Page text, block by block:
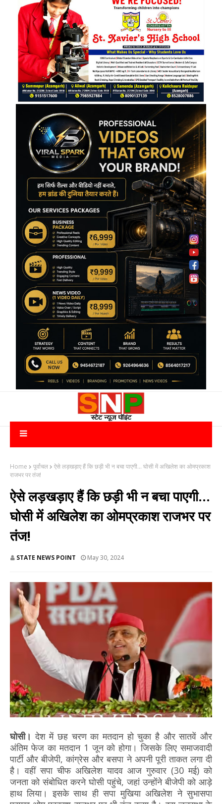
Home पूर्वांचल
ऐसे लड़खड़ाए हैं कि छड़ी भी न बचा पाएगी... घोसी में अखिलेश का ओमप्रकाश
राजभर पर तंज!
ऐसे लड़खड़ाए हैं कि छड़ी भी न बचा पाएगी...
घोसी में अखिलेश का ओमप्रकाश राजभर पर
तंज!
STATE NEWS POINT May 30, 2024
घोसी।देश में छह चरण का मतदान हो चुका है और सातवें और
अंतिम फेज का मतदान 1 जून को होगा। जिसके लिए समाजवादी
पार्टी और बीजेपी, कांग्रेस और बसपा ने अपनी पूरी ताकत लगा दी
है। वहीं सपा चीफ अखिलेश यादव आज गुरुवार (30 मई) को
जनता को संबोधित करने घोसी पहुंचे, जहां उन्होंने बीजेपी को आड़े
हाथ लिया। इसके साथ ही सपा मुखिया अखिलेश ने सुभासपा